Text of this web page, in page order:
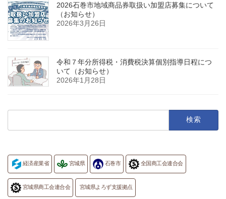
2026石巻市地域商品券取扱い加盟店募集について
（お知らせ）
2026年3月26日
令和７年分所得税・消費税決算個別指導日程につ
いて（お知らせ）
2026年1月28日
検
経済産業省 宮城県 石巻市 全国商工会連合会
宮城県商工会連合会 宮城県よろず支援拠点